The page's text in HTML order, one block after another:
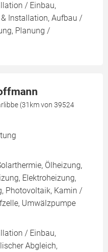
/ Einbau,
Installation, Aufbau /
Planung /
(31km von 39524
Ölheizung,
Elektroheizung,
Photovoltaik, Kamin /
Umwälzpumpe
/ Einbau,
Abgleich,